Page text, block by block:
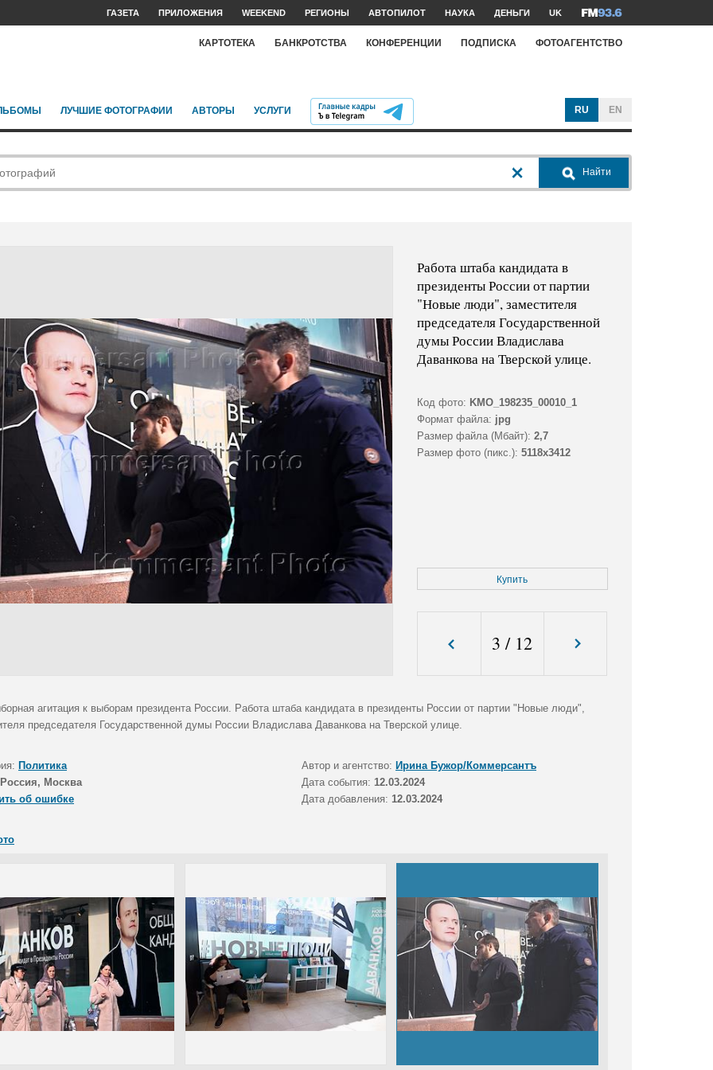
ГАЗЕТА ПРИЛОЖЕНИЯ WEEKEND РЕГИОНЫ АВТОПИЛОТ НАУКА ДЕНЬГИ UK
КАРТОТЕКА БАНКРОТСТВА КОНФЕРЕНЦИИ ПОДПИСКА ФОТОАГЕНТСТВО
ЛУЧШИЕ ФОТОГРАФИИ АВТОРЫ УСЛУГИ RU EN
Найти
Работа штаба кандидата в
президенты России от партии
"Новые люди", заместителя
председателя Государственной
думы России Владислава
Даванкова на Тверской улице.
Код фото: KMO_198235_00010_1
Формат файла: jpg
Размер файла (Мбайт): 2,7
Размер фото (пикс.): 5118x3412
Купить
3 / 12
агитация к выборам президента России. Работа штаба кандидата в президенты России от партии "Новые люди",
председателя Государственной думы России Владислава Даванкова на Тверской улице.
Политика Автор и агентство: Ирина Бужор/Коммерсантъ
Россия, Москва Дата события: 12.03.2024
об ошибке
Дата добавления: 12.03.2024